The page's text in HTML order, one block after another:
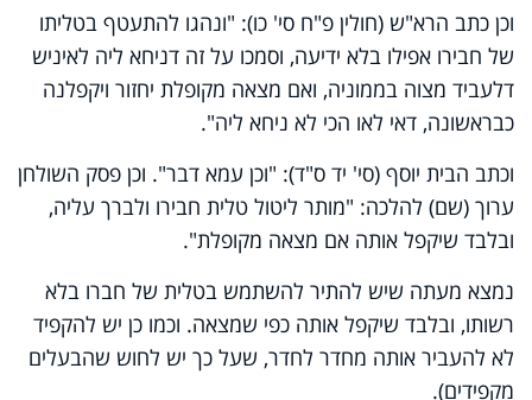
וכן כתב הרא"ש (חולין פ"ח סי' כו): "ונהגו להתעטף בטליתו
של חבירו אפילו בלא ידיעה, וסמכו על זה דניחא ליה לאיניש
דלעביד מצוה בממוניה, ואם מצאה מקופלת יחזור ויקפלנה
כבראשונה, דאי לאו הכי לא ניחא ליה".
וכתב הבית יוסף (סי' יד ס"ד): "וכן עמא דבר". וכן פסק השולחן
ערוך (שם) להלכה: "מותר ליטול טלית חבירו ולברך עליה,
ובלבד שיקפל אותה אם מצאה מקופלת".
נמצא מעתה שיש להתיר להשתמש בטלית של חברו בלא
רשותו, ובלבד שיקפל אותה כפי שמצאה. וכמו כן יש להקפיד
לא להעביר אותה מחדר לחדר, שעל כך יש לחוש שהבעלים
מקפידים).